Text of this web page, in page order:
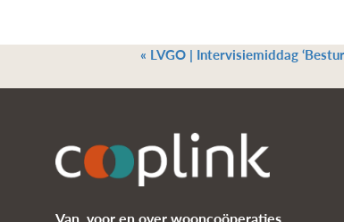
« LVGO | Intervisiemiddag